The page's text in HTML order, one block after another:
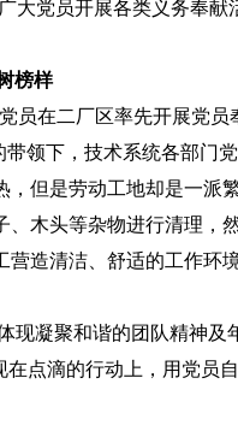
大党员开展各类义务奉献
榜样
员在二厂区率先开展党员
领下，技术系统各部门
但是劳动工地却是一派
木头等杂物进行清理，
造清洁、舒适的工作环
现凝聚和谐的团队精神及
在点滴的行动上，用党员